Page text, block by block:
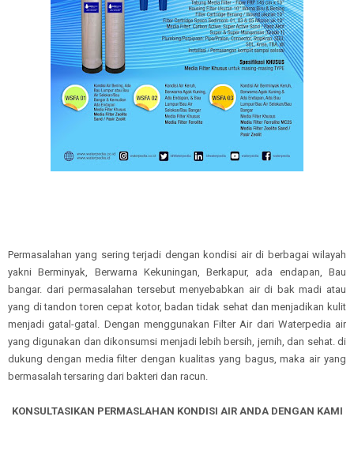
Permasalahan yang sering terjadi dengan kondisi air di berbagai wilayah
yakni Berminyak, Berwarna Kekuningan, Berkapur, ada endapan, Bau
bangar. dari permasalahan tersebut menyebabkan air di bak madi atau
yang di tandon toren cepat kotor, badan tidak sehat dan menjadikan kulit
menjadi gatal-gatal. Dengan menggunakan Filter Air dari Waterpedia air
yang digunakan dan dikonsumsi menjadi lebih bersih, jernih, dan sehat. di
dukung dengan media filter dengan kualitas yang bagus, maka air yang
bermasalah tersaring dari bakteri dan racun.
KONSULTASIKAN PERMASLAHAN KONDISI AIR ANDA DENGAN KAMI